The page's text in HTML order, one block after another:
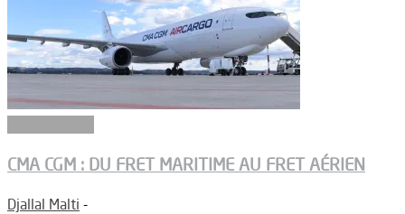
CMA CGM : DU FRET MARITIME AU FRET AÉRIEN
Djallal Malti -